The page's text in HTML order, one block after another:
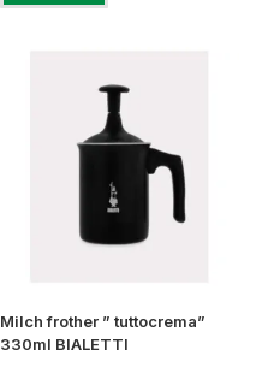
Milch frother ” tuttocrema”
330ml BIALETTI